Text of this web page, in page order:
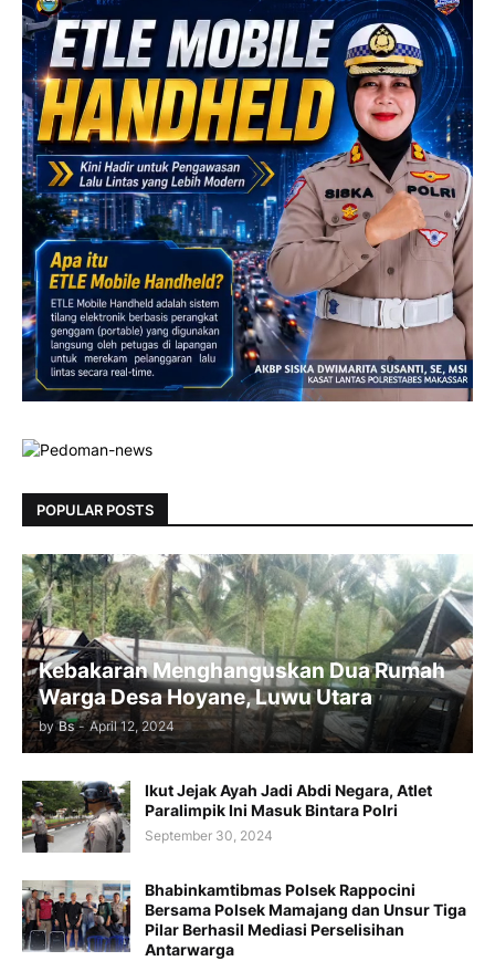
POPULAR POSTS
Kebakaran Menghanguskan Dua Rumah
Warga Desa Hoyane, Luwu Utara
by Bs - April 12, 2024
Ikut Jejak Ayah Jadi Abdi Negara, Atlet
Paralimpik Ini Masuk Bintara Polri
September 30, 2024
Bhabinkamtibmas Polsek Rappocini
Bersama Polsek Mamajang dan Unsur Tiga
Pilar Berhasil Mediasi Perselisihan
Antarwarga